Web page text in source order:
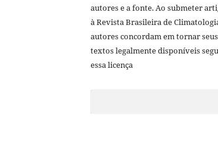
autores e a fonte. Ao submeter
à Revista Brasileira de
autores concordam em tornar seus
textos legalmente disponíveis
essa licença